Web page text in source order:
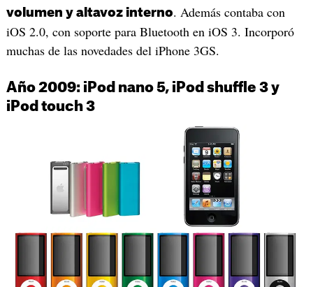
volumen y altavoz interno. Además contaba con
iOS 2.0, con soporte para Bluetooth en iOS 3. Incorporó
muchas de las novedades del iPhone 3GS.
Año 2009: iPod nano 5, iPod shuffle 3 y
iPod touch 3